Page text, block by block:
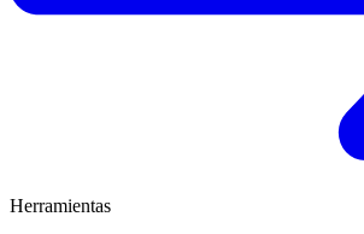
Herramientas